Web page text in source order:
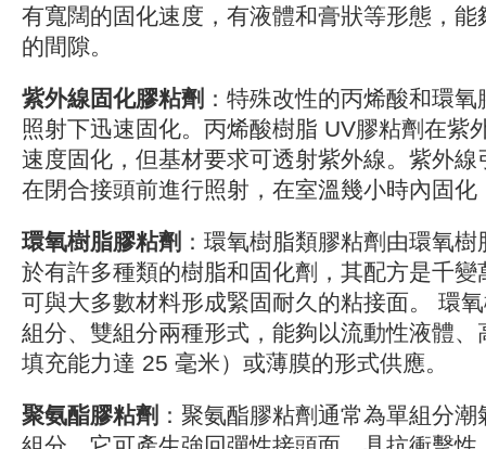
有寬闊的固化速度，有液體和膏狀等形態，
的間隙。
紫外線固化膠粘劑 ：特殊改性的丙烯酸和環
照射下迅速固化。丙烯酸樹脂 UV膠粘劑在紫
速度固化，但基材要求可透射紫外線。紫外
在閉合接頭前進行照射，在室溫幾小時內固化
環氧樹脂膠粘劑 ：環氧樹脂類膠粘劑由環氧
於有許多種類的樹脂和固化劑，其配方是千
可與大多數材料形成緊固耐久的粘接面。 環
組分、雙組分兩種形式，能夠以流動性液體
填充能力達 25 毫米）或薄膜的形式供應。
聚氨酯膠粘劑 ：聚氨酯膠粘劑通常為單組分